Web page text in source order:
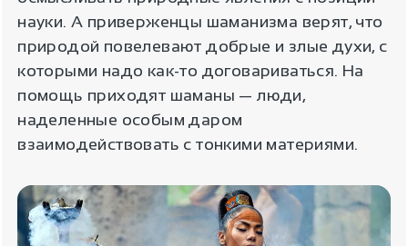
науки. А приверженцы шаманизма верят, что
природой повелевают добрые и злые духи, с
которыми надо как-то договариваться. На
помощь приходят шаманы — люди,
наделенные особым даром
взаимодействовать с тонкими материями.